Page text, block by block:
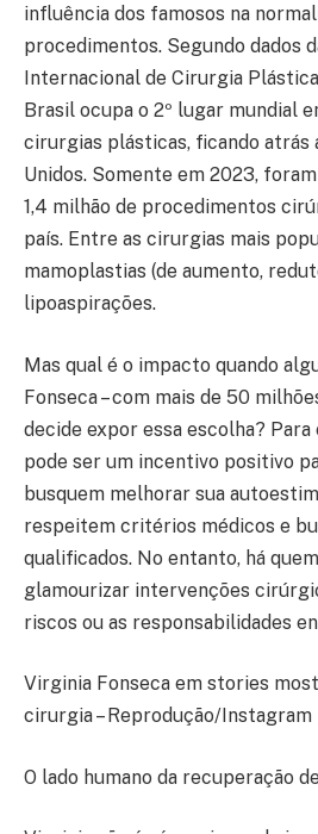
influência dos famosos na
procedimentos. Segundo dados
Internacional de Cirurgia
Brasil ocupa o 2º lugar mundial
cirurgias plásticas, ficando atrás
Unidos. Somente em 2023,
1,4 milhão de procedimentos
país. Entre as cirurgias mais
mamoplastias (de aumento,
lipoaspirações.
Mas qual é o impacto quando
Fonseca – com mais de 50
decide expor essa escolha?
pode ser um incentivo positivo
busquem melhorar sua
respeitem critérios médicos e
qualificados. No entanto, há
glamourizar intervenções
riscos ou as responsabilidades
Virginia Fonseca em stories
cirurgia – Reprodução/Instagram
O lado humano da recuperação